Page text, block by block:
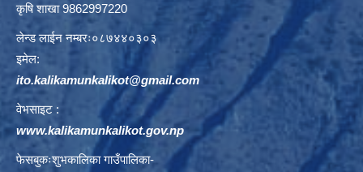
कृषि शाखा 9862997220
लेन्ड लाईन नम्बरः०८७४४०३०३
इमेल:
ito.kalikamunkalikot@gmail.com
वेभसाइट :
www.kalikamunkalikot.gov.np
फेसबुकःशुभकालिका गाउँपालिका-